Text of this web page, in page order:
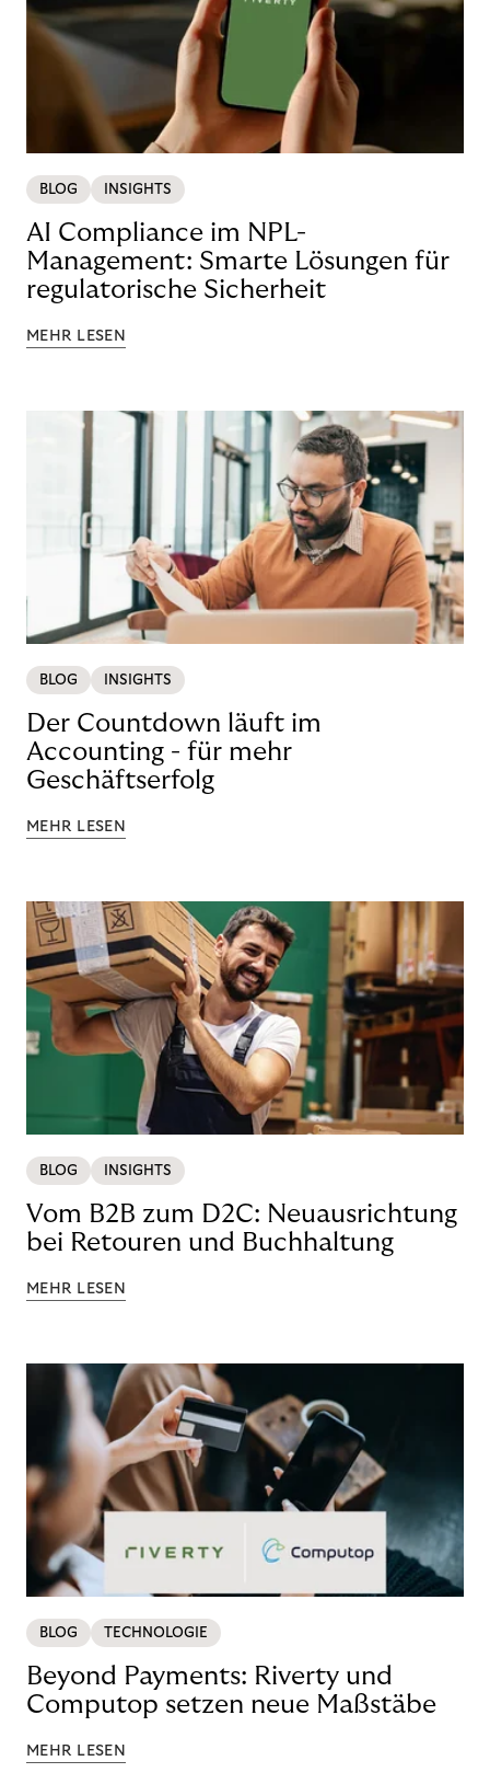
BLOG INSIGHTS
AI Compliance im NPL-
Management: Smarte Lösungen für
regulatorische Sicherheit
MEHR LESEN
BLOG INSIGHTS
Der Countdown läuft im
Accounting - für mehr
Geschäftserfolg
MEHR LESEN
BLOG INSIGHTS
Vom B2B zum D2C: Neuausrichtung
bei Retouren und Buchhaltung
MEHR LESEN
BLOG TECHNOLOGIE
Beyond Payments: Riverty und
Computop setzen neue Maßstäbe
MEHR LESEN